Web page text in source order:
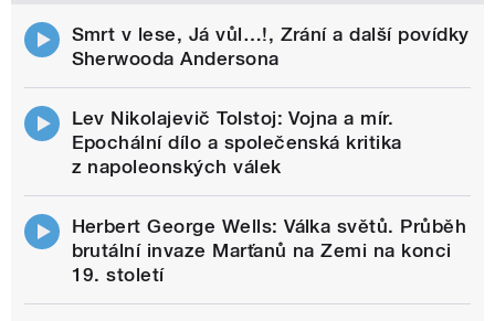
Smrt v lese, Já vůl…!, Zrání a další povídky
Sherwooda Andersona
Lev Nikolajevič Tolstoj: Vojna a mír.
Epochální dílo a společenská kritika
z napoleonských válek
Herbert George Wells: Válka světů. Průběh
brutální invaze Marťanů na Zemi na konci
19. století